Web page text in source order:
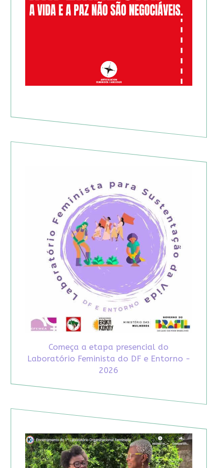
Começa a etapa presencial do
Laboratório Feminista do DF e Entorno -
2026